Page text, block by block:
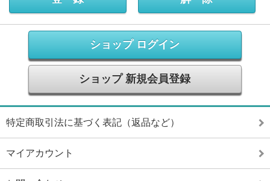
ショップ ログイン
ショップ 新規会員登録
特定商取引法に基づく表記（返品など）
マイアカウント